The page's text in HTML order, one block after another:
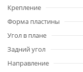
Крепление
Форма пластины
Угол в плане
Задний угол
Направление